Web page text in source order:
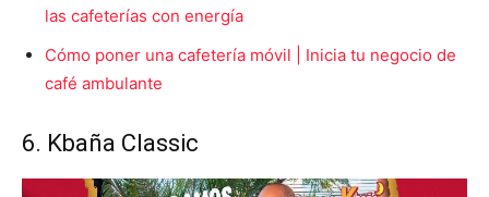
las cafeterías con energía
Cómo poner una cafetería móvil | Inicia tu negocio de
café ambulante
6. Kbaña Classic